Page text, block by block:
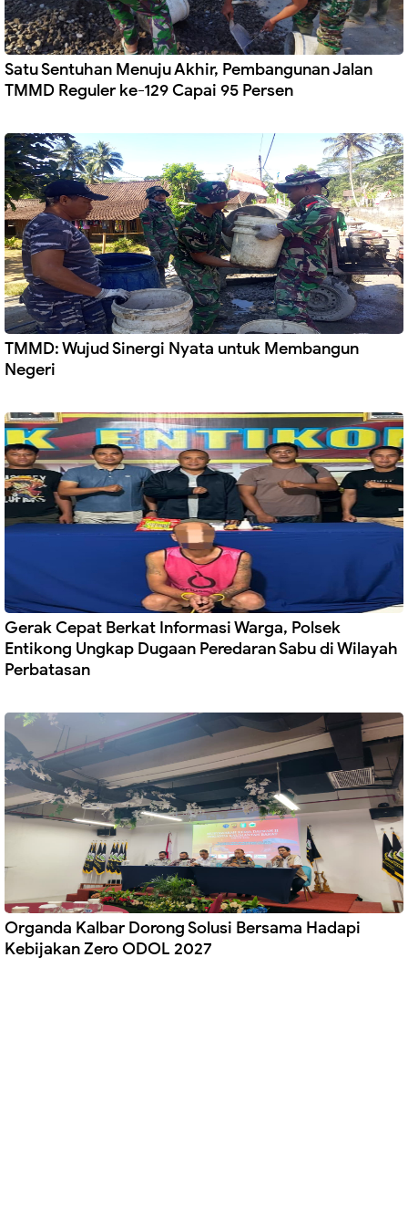
Satu Sentuhan Menuju Akhir, Pembangunan Jalan
TMMD Reguler ke-129 Capai 95 Persen
TMMD: Wujud Sinergi Nyata untuk Membangun
Negeri
Gerak Cepat Berkat Informasi Warga, Polsek
Entikong Ungkap Dugaan Peredaran Sabu di Wilayah
Perbatasan
Organda Kalbar Dorong Solusi Bersama Hadapi
Kebijakan Zero ODOL 2027